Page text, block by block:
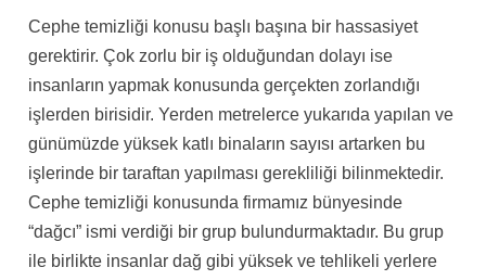
Cephe temizliği konusu başlı başına bir hassasiyet
gerektirir. Çok zorlu bir iş olduğundan dolayı ise
insanların yapmak konusunda gerçekten zorlandığı
işlerden birisidir. Yerden metrelerce yukarıda yapılan ve
günümüzde yüksek katlı binaların sayısı artarken bu
işlerinde bir taraftan yapılması gerekliliği bilinmektedir.
Cephe temizliği konusunda firmamız bünyesinde
“dağcı” ismi verdiği bir grup bulundurmaktadır. Bu grup
ile birlikte insanlar dağ gibi yüksek ve tehlikeli yerlere